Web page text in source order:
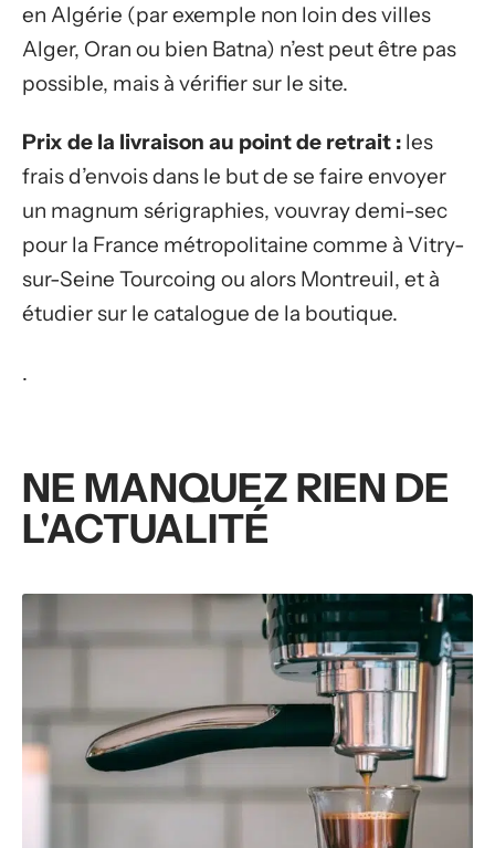
en Algérie (par exemple non loin des villes
Alger, Oran ou bien Batna) n’est peut être pas
possible, mais à vérifier sur le site.
Prix de la livraison au point de retrait : les
frais d’envois dans le but de se faire envoyer
un magnum sérigraphies, vouvray demi-sec
pour la France métropolitaine comme à Vitry-
sur-Seine Tourcoing ou alors Montreuil, et à
étudier sur le catalogue de la boutique.
.
NE MANQUEZ RIEN DE
L'ACTUALITÉ